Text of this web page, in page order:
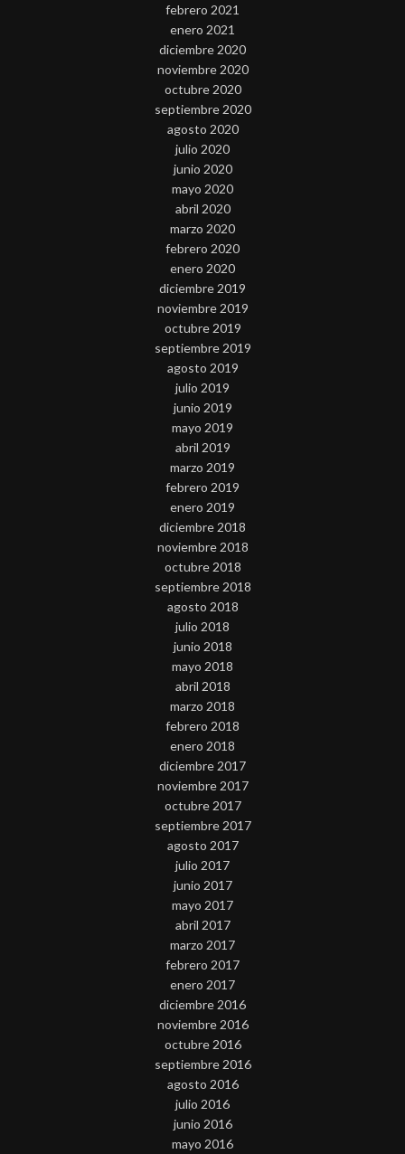
febrero 2021
enero 2021
diciembre 2020
noviembre 2020
octubre 2020
septiembre 2020
agosto 2020
julio 2020
junio 2020
mayo 2020
abril 2020
marzo 2020
febrero 2020
enero 2020
diciembre 2019
noviembre 2019
octubre 2019
septiembre 2019
agosto 2019
julio 2019
junio 2019
mayo 2019
abril 2019
marzo 2019
febrero 2019
enero 2019
diciembre 2018
noviembre 2018
octubre 2018
septiembre 2018
agosto 2018
julio 2018
junio 2018
mayo 2018
abril 2018
marzo 2018
febrero 2018
enero 2018
diciembre 2017
noviembre 2017
octubre 2017
septiembre 2017
agosto 2017
julio 2017
junio 2017
mayo 2017
abril 2017
marzo 2017
febrero 2017
enero 2017
diciembre 2016
noviembre 2016
octubre 2016
septiembre 2016
agosto 2016
julio 2016
junio 2016
mayo 2016